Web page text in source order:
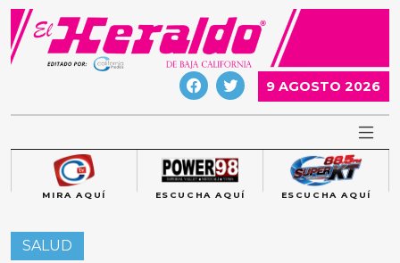
Skip
content
9 AGOSTO 2026
MIRA AQUÍ ESCUCHA AQUÍ ESCUCHA AQUÍ
SALUD